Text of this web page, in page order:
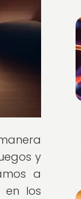
y
a
en los